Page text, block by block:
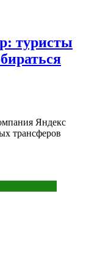
туристы
Яндекс
трансферов